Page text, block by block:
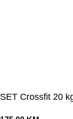
SET Crossfit 20